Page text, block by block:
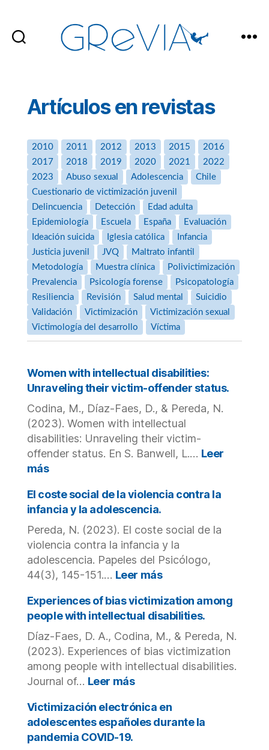
Artículos en revistas
2010 2011 2012 2013 2015
2016
2017
2018 2019 2020 2021
2022
2023
Abuso sexual Adolescencia
Chile
Cuestionario de victimización juvenil
Delincuencia
Detección
Edad adulta
Epidemiología
Escuela España
Evaluación
Ideación suicida
Iglesia católica
Infancia
Justicia juvenil
JVQ
Maltrato infantil
Metodología
Muestra clínica
Polivictimización
Prevalencia
Psicología forense
Psicopatología
Resiliencia
Revisión Salud mental
Suicidio
Validación
Victimización
Victimización sexual
Victimología del desarrollo
Víctima
Women with intellectual disabilities:
Unraveling their victim-offender status.
Codina, M., Díaz-Faes, D., & Pereda, N.
(2023). Women with intellectual
disabilities: Unraveling their victim-
offender status. En S. Banwell, L.… Leer
más:
with
intellectual
disabilities:
Unraveling
their
victim-
offender
El coste social de la violencia contra la
infancia y la adolescencia.
Pereda, N. (2023). El coste social de la
violencia contra la infancia y la
adolescencia. Papeles del Psicólogo,
44(3), 145-151.… Leer más:
coste
social
la
violencia
contra
y
la
Experiences of bias victimization among
people with intellectual disabilities.
Díaz-Faes, D. A., Codina, M., & Pereda, N.
(2023). Experiences of bias victimization
among people with intellectual disabilities.
Journal of… Leer más:
of
bias
Victimización electrónica en
adolescentes españoles durante la
pandemia COVID-19.